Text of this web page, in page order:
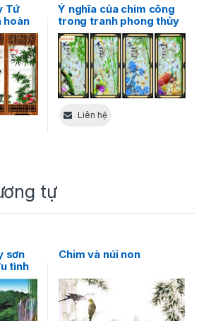
Tứ
hoàn
Ý nghĩa của chim công
trong tranh phong thủy
Tứ Quý
Liên hệ
tự
sơn
tình
Chim và núi non